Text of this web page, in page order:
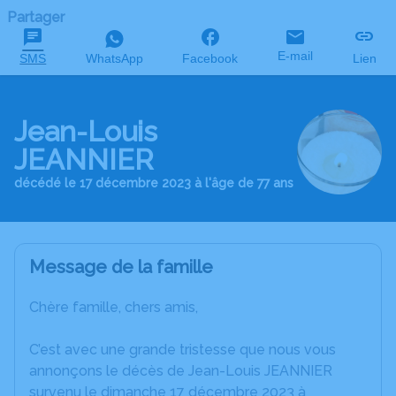
Partager
SMS WhatsApp Facebook E-mail Lien
Jean-Louis
JEANNIER
décédé le 17 décembre 2023 à l'âge de 77 ans
Message de la famille
Chère famille, chers amis,
C’est avec une grande tristesse que nous vous
annonçons le décès de Jean-Louis JEANNIER
survenu le dimanche 17 décembre 2023 à